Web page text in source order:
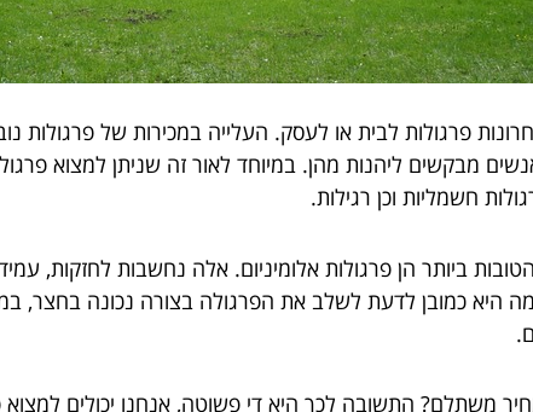
פרגולות לבית או לעסק. העלייה במכירות של פרגולות
אנשים מבקשים ליהנות מהן. במיוחד לאור זה שניתן למצוא
חשמליות וכן רגילות.
ביותר הן פרגולות אלומיניום. אלה נחשבות לחזקות,
היא כמובן לדעת לשלב את הפרגולה בצורה נכונה בחצר,
משתלם? התשובה לכך היא די פשוטה, אנחנו יכולים